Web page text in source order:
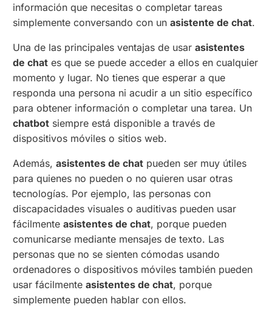
información que necesitas o completar tareas
simplemente conversando con unasistente de chat.
Una de las principales ventajas de usarasistentes
de chat es que se puede acceder a ellos en cualquier
momento y lugar. No tienes que esperar a que
responda una persona ni acudir a un sitio específico
para obtener información o completar una tarea. Un
chatbot siempre está disponible a través de
dispositivos móviles o sitios web.
Además,asistentes de chat pueden ser muy útiles
para quienes no pueden o no quieren usar otras
tecnologías. Por ejemplo, las personas con
discapacidades visuales o auditivas pueden usar
fácilmenteasistentes de chat, porque pueden
comunicarse mediante mensajes de texto. Las
personas que no se sienten cómodas usando
ordenadores o dispositivos móviles también pueden
usar fácilmenteasistentes de chat, porque
simplemente pueden hablar con ellos.